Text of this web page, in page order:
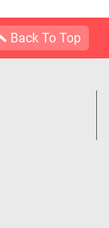
Back To Top